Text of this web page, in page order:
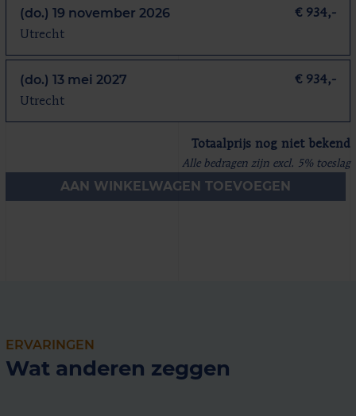
(do.) 19 november 2026
Utrecht
€ 934,-
(do.) 13 mei 2027
Utrecht
€ 934,-
Totaalprijs nog niet bekend
Alle bedragen zijn excl. 5% toeslag
AAN WINKELWAGEN TOEVOEGEN
ERVARINGEN
Wat anderen zeggen